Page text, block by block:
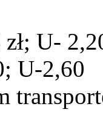
U-
U-2,60